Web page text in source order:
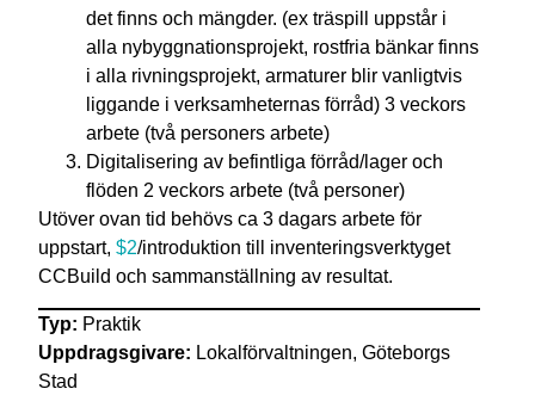
det finns och mängder. (ex träspill uppstår i
alla nybyggnationsprojekt, rostfria bänkar finns
i alla rivningsprojekt, armaturer blir vanligtvis
liggande i verksamheternas förråd) 3 veckors
arbete (två personers arbete)
Digitalisering av befintliga förråd/lager och
flöden 2 veckors arbete (två personer)
Utöver ovan tid behövs ca 3 dagars arbete för
uppstart,$2/introduktion till inventeringsverktyget
CCBuild och sammanställning av resultat.
Typ: Praktik
Uppdragsgivare: Lokalförvaltningen, Göteborgs
Stad